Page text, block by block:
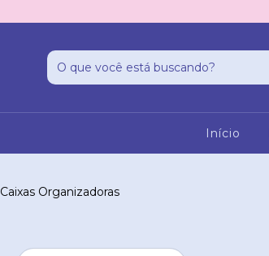
Início
Caixas Organizadoras